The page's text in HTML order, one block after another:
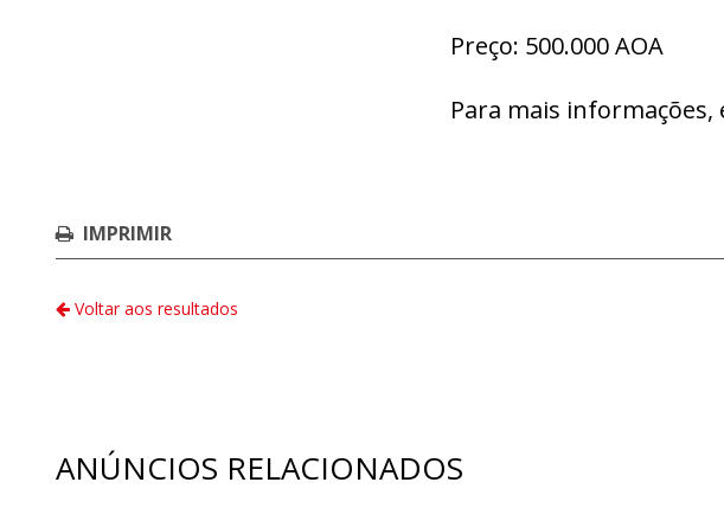
Preço: 500.000 AOA
Para mais
IMPRIMIR
Voltar aos resultados
ANÚNCIOS RELACIONADOS